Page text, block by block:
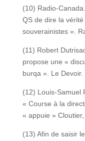
(10) Radio-
QS de dire la
souverainistes ».
(11) Robert
propose une «
burqa ». Le Devoir.
(12) Louis-Samuel
« Course à la
« appuie »
(13) Afin de saisir